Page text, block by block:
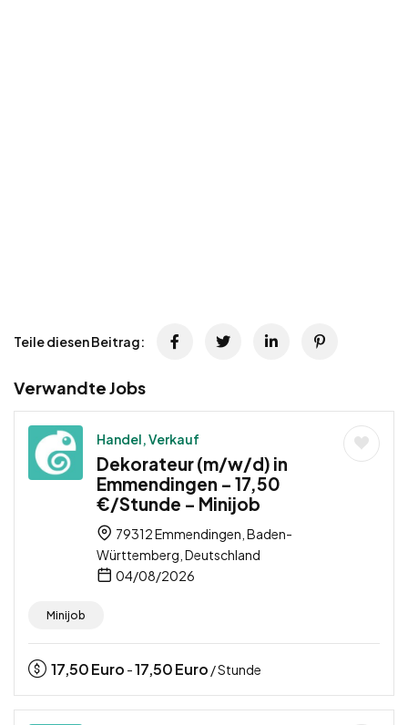
Teile diesen Beitrag:
Verwandte Jobs
Handel, Verkauf
Dekorateur (m/w/d) in
Emmendingen – 17,50
€/Stunde – Minijob
79312 Emmendingen, Baden-
Württemberg, Deutschland
04/08/2026
Minijob
17,50Euro -17,50Euro / Stunde